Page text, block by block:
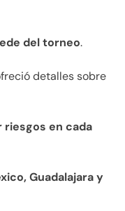
del torneo.
detalles sobre
riesgos en cada
Guadalajara y